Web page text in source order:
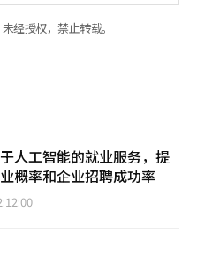
经授权，禁止转载。
人工智能的就业服务，提
概率和企业招聘成功率